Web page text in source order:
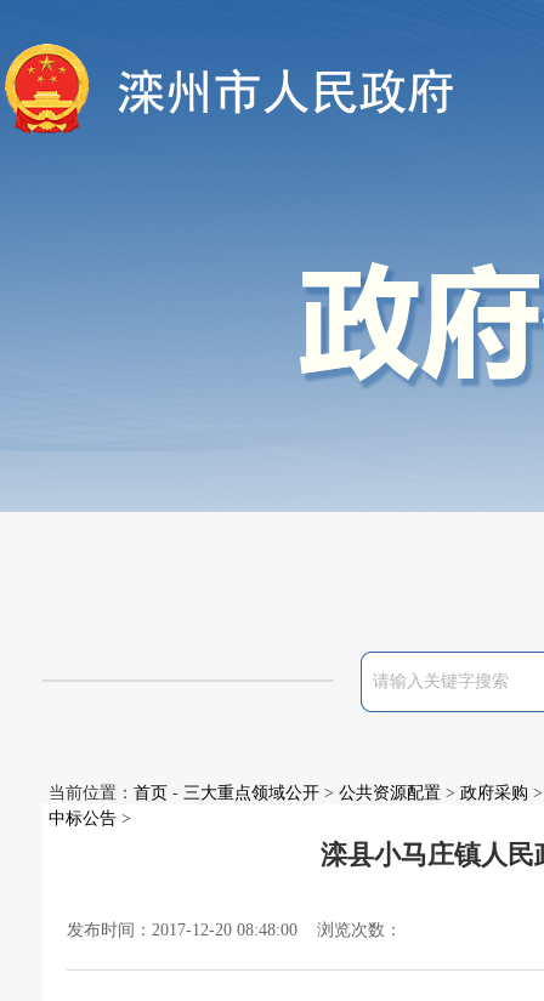
当前位置： 首页 - 三大重点领域公开 > 公共资源配置 > 政府采购 >
中标公告 >
滦县小马庄镇人
发布时间：2017-12-20 08:48:00 浏览次数：